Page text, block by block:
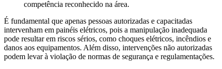
competência reconhecido na área.
É fundamental que apenas pessoas autorizadas e capacitadas
intervenham em painéis elétricos, pois a manipulação inadequada
pode resultar em riscos sérios, como choques elétricos, incêndios e
danos aos equipamentos. Além disso, intervenções não autorizadas
podem levar à violação de normas de segurança e regulamentações.